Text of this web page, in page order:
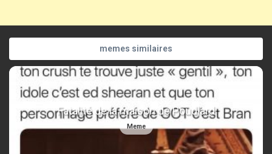
memes similaires
Fatalité de la maison de Poudlard
Meme